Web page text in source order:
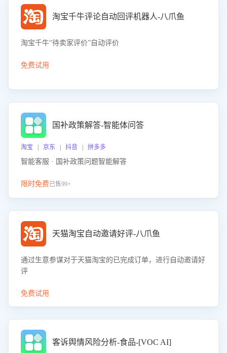
淘宝千牛评论自动回评机器人-八爪鱼
淘宝千牛“待卖家评价”自动评价
免费试用
国补政策解答-智能体问答
淘宝 | 京东 | 抖音 | 拼多多
智能客服 · 国补政策问题智能解答
限时免费已售99+
天猫淘宝自动邀请好评-八爪鱼
通过生意参谋对于天猫淘宝的已完成订单，进行自动邀请好
评
免费试用
客诉舆情风险分析-食品-[VOC AI]